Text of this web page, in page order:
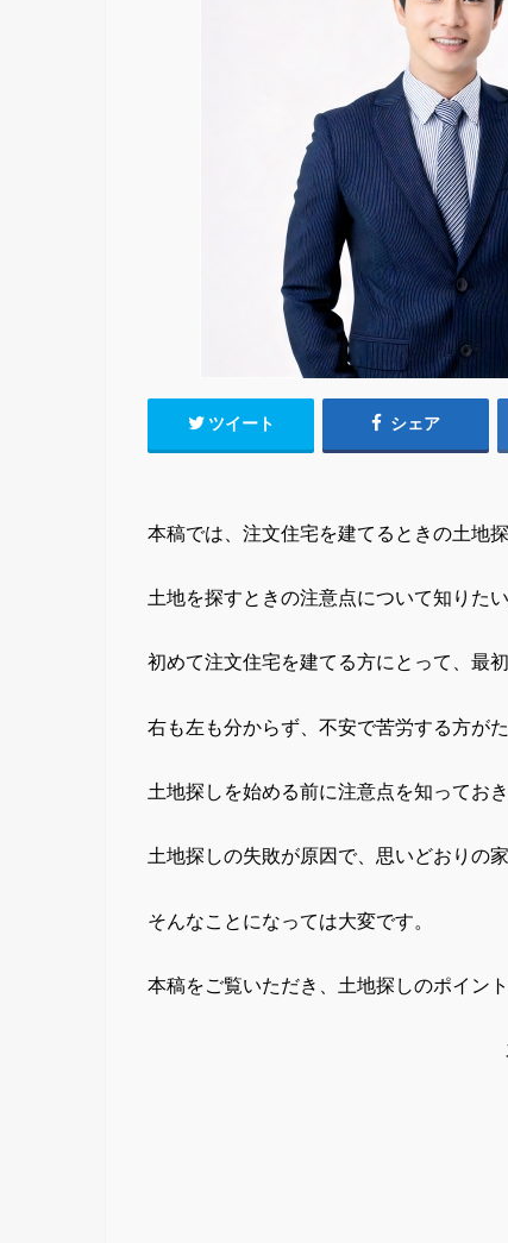
ツイート シェア
本稿では、注文住宅を建てるときの土地
土地を探すときの注意点について知りた
初めて注文住宅を建てる方にとって、最
右も左も分からず、不安で苦労する方が
土地探しを始める前に注意点を知ってお
土地探しの失敗が原因で、思いどおりの
そんなことになっては大変です。
本稿をご覧いただき、土地探しのポイン